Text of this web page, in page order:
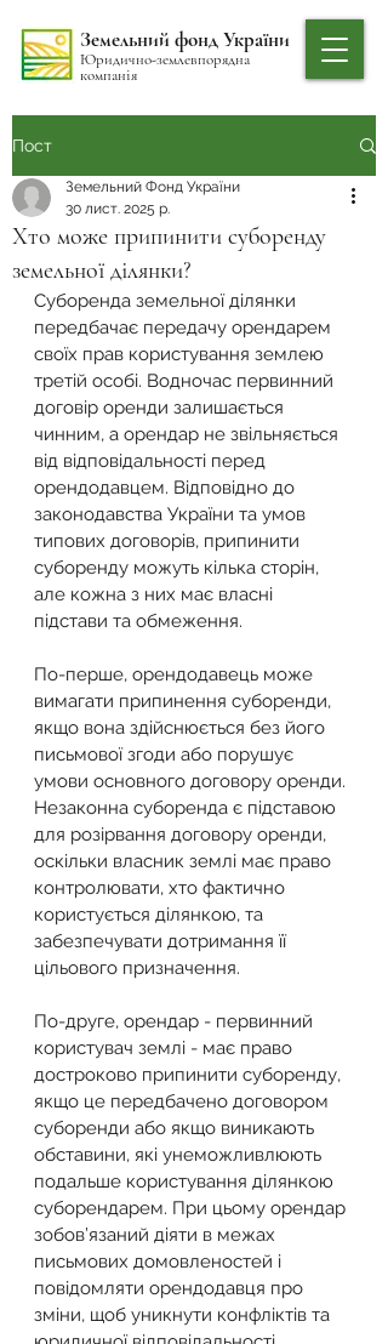
Земельний фонд України
Юридично-землевпорядна
компанія
Пост
Хто може припинити суборенду
земельної ділянки?
Земельний Фонд України
30 лист. 2025 р.
Суборенда земельної ділянки
передбачає передачу орендарем
своїх прав користування землею
третій особі. Водночас первинний
договір оренди залишається
чинним, а орендар не звільняється
від відповідальності перед
орендодавцем. Відповідно до
законодавства України та умов
типових договорів, припинити
суборенду можуть кілька сторін,
але кожна з них має власні
підстави та обмеження.
По-перше, орендодавець може
вимагати припинення суборенди,
якщо вона здійснюється без його
письмової згоди або порушує
умови основного договору оренди.
Незаконна суборенда є підставою
для розірвання договору оренди,
оскільки власник землі має право
контролювати, хто фактично
користується ділянкою, та
забезпечувати дотримання її
цільового призначення.
По-друге, орендар - первинний
користувач землі - має право
достроково припинити суборенду,
якщо це передбачено договором
суборенди або якщо виникають
обставини, які унеможливлюють
подальше користування ділянкою
суборендарем. При цьому орендар
зобов’язаний діяти в межах
письмових домовленостей і
повідомляти орендодавця про
зміни, щоб уникнути конфліктів та